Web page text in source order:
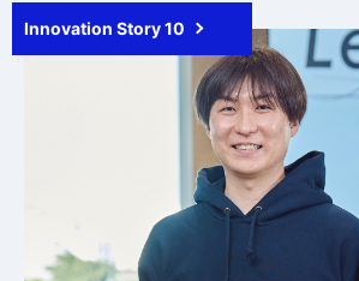
Innovation Story 10